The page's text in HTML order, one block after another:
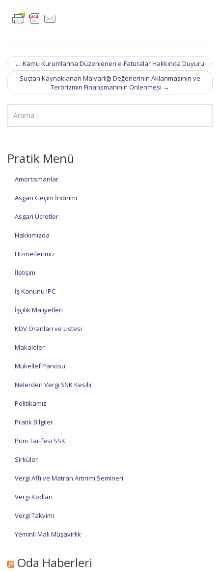
Post
navigation
← Kamu Kurumlarına Düzenlenen e-Faturalar Hakkında Duyuru
Suçtan Kaynaklanan Malvarlığı Değerlerinin Aklanmasının ve
Terörizmin Finansmanının Önlenmesi →
Pratik Menü
Amortismanlar
Asgari Geçim İndirimi
Asgari Ücretler
Hakkımızda
Hizmetlerimiz
İletişim
İş Kanunu IPC
İşçilik Maliyetleri
KDV Oranları ve Listesi
Makaleler
Mükellef Panosu
Nelerden Vergi SSK Kesilir
Politikamız
Pratik Bilgiler
Prim Tarifesi SSK
Sirküler
Vergi Affı ve Matrah Artırımı Semineri
Vergi Kodları
Vergi Takvimi
Yeminli Mali Müşavirlik
Oda Haberleri